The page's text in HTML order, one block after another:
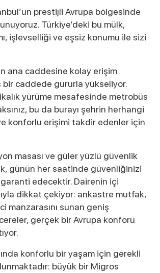
prestijli Avrupa bölgesinde
Türkiye’deki bu mülk,
işlevselliği ve eşsiz konumu ile sizi
ana caddesine kolay erişim
caddede gururla yükseliyor.
yürüme mesafesinde metrobüs
bu da burayı şehrin herhangi
konforlu erişimi takdir edenler için
masası ve güler yüzlü güvenlik
günün her saatinde güvenliğinizi
garanti edecektir. Dairenin içi
dikkat çekiyor: ankastre mutfak,
manzarasını sunan geniş
gerçek bir Avrupa konforu
konforlu bir yaşam için gerekli
büyük bir Migros